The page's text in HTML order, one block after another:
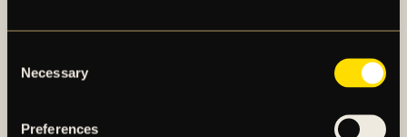
Selection
Necessary
Preferences
HERRLAGET